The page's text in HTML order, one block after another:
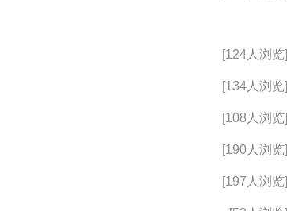
[124人浏览]
[134人浏览]
[108人浏览]
[190人浏览]
[197人浏览]